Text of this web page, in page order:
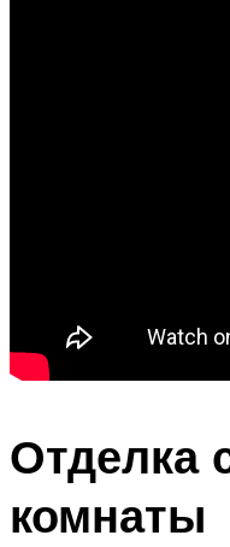
Отделка
комнаты